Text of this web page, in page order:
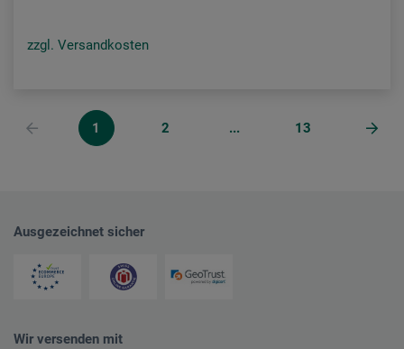
zzgl. Versandkosten
1 2 ... 13
Ausgezeichnet sicher
Wir versenden mit